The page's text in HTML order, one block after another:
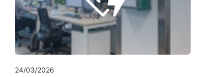
24/03/2026